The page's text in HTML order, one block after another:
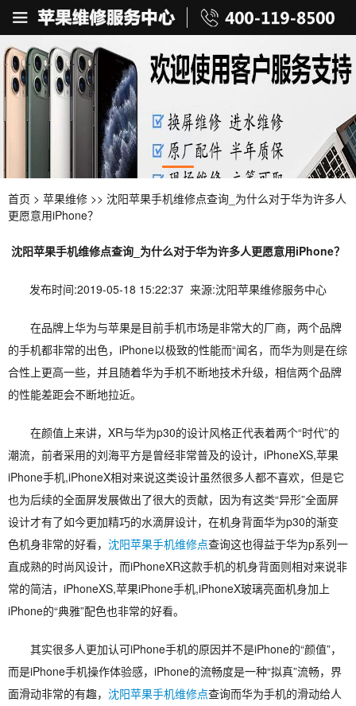
首页 > 苹果维修 >> 沈阳苹果手机维修点查询_为什么对于华为许多人
更愿意用iPhone？
沈阳苹果手机维修点查询_为什么对于华为许多人更愿意用iPhone？
发布时间:2019-05-18 15:22:37 来源:沈阳苹果维修服务中心
在品牌上华为与苹果是目前手机市场是非常大的厂商，两个品牌
的手机都非常的出色，iPhone以极致的性能而“闻名，而华为则是在综
合性上更高一些，并且随着华为手机不断地技术升级，相信两个品牌
的性能差距会不断地拉近。
在颜值上来讲，XR与华为p30的设计风格正代表着两个“时代”的
潮流，前者采用的刘海平方是曾经非常普及的设计，iPhoneXS,苹果
iPhone手机,iPhoneX相对来说这类设计虽然很多人都不喜欢，但是它
也为后续的全面屏发展做出了很大的贡献，因为有这类“异形”全面屏
设计才有了如今更加精巧的水滴屏设计，在机身背面华为p30的渐变
色机身非常的好看， 沈阳苹果手机维修点查询这也得益于华为p系列一
直成熟的时尚风设计，而iPhoneXR这款手机的机身背面则相对来说非
常的简洁，iPhoneXS,苹果iPhone手机,iPhoneX玻璃亮面机身加上
iPhone的“典雅”配色也非常的好看。
其实很多人更加认可iPhone手机的原因并不是iPhone的“颜值”，
而是iPhone手机操作体验感，iPhone的流畅度是一种“拟真”流畅，界
面滑动非常的有趣， 沈阳苹果手机维修点查询而华为手机的滑动给人